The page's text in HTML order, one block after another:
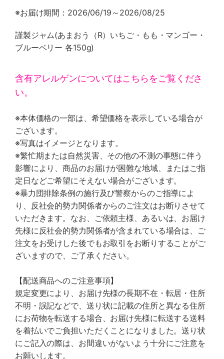
※お届け期間：2026/06/19～2026/08/25
謹製ジャム(あまおう（R）いちご・もも・マンゴー・
ブルーベリー 各150g)
含有アレルゲンについてはこちらをご覧くださ
い。
※本体価格の一部は、希望価格を表示している場合が
ございます。
※写真はイメージとなります。
※繁忙期または自然災害、その他の不測の事態に伴う
影響により、商品のお届けが困難な地域、またはご指
定日などご希望にそえない場合がございます。
※暴力団排除条例の施行及び警察からのご指導によ
り、反社会的勢力関係者からのご注文はお断りさせて
いただきます。なお、ご依頼主様、あるいは、お届け
先様に反社会的勢力関係者が含まれている場合は、ご
注文をお受けした後でもお取引をお断りすることがご
ざいますので、ご了承ください。
【配送商品へのご注意事項】
規定変更により、お届け先様の長期不在・転居・住所
不明・誤記などで、送り状に記載の住所と異なる住所
にお荷物を転送する場合、お届け先様に転送する送料
を着払いでご負担いただくことになりました。送り状
にご記入の際は、お間違いがないよう十分にご注意を
お願いします。